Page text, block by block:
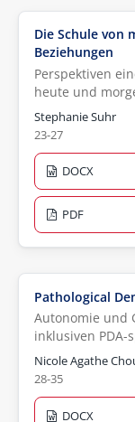
Die Schule von
Beziehungen
Perspektiven
heute und
Stephanie Suhr
23-27
DOCX
PDF
Pathological
Autonomie und
inklusiven PDA-
Nicole Agathe
28-35
DOCX